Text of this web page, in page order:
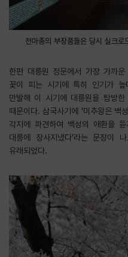
천마총의 부장품들은 당시 실크
한편 대릉원 정문에서 가장 가까
꽃이 피는 시기에 특히 인기가 높
만발해 이 시기에 대릉원을 탐방
때문이다. 삼국사기에 ‘미추왕은 백
각지에 파견하여 백성의 애환을
대릉에 장사지냈다’라는 문장이
유래되었다.